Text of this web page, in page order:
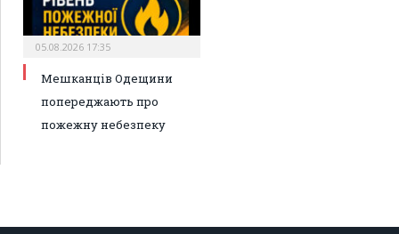
05.08.2026 17:35
Мешканців Одещини
попереджають про
пожежну небезпеку